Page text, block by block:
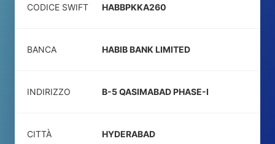
CODICE SWIFT HABBPKKA260
BANCA HABIB BANK LIMITED
INDIRIZZO B-5 QASIMABAD PHASE-I
CITTÀ HYDERABAD